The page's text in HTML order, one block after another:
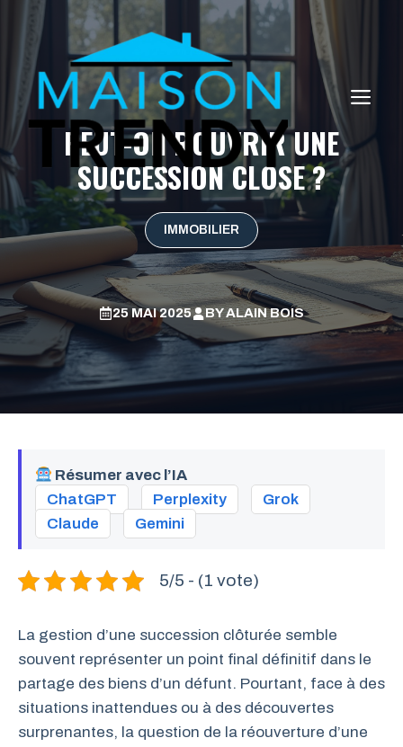
contenu
PEUT-ON ROUVRIR UNE
SUCCESSION CLOSE ?
IMMOBILIER
25 MAI 2025 BYALAIN BOIS
Résumer avec l’IA
ChatGPT
Perplexity
Grok
Claude
Gemini
5/5 - (1 vote)
La gestion d’une succession clôturée semble
souvent représenter un point final définitif dans le
partage des biens d’un défunt. Pourtant, face à des
situations inattendues ou à des découvertes
surprenantes, la question de la réouverture d’une